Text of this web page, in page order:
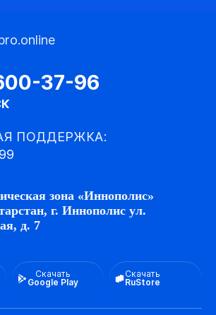
37-96
ПОДДЕРЖКА:
зона «Иннополис»
г. Иннополис ул.
д. 7
Скачать
Google Play
Скачать
RuStore